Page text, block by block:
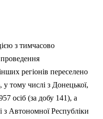
з тимчасово
проведення
регіонів переселено
тому числі з Донецької,
осіб (за добу 141), а
з Автономної Республіки